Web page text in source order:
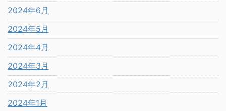
2024年6月
2024年5月
2024年4月
2024年3月
2024年2月
2024年1月